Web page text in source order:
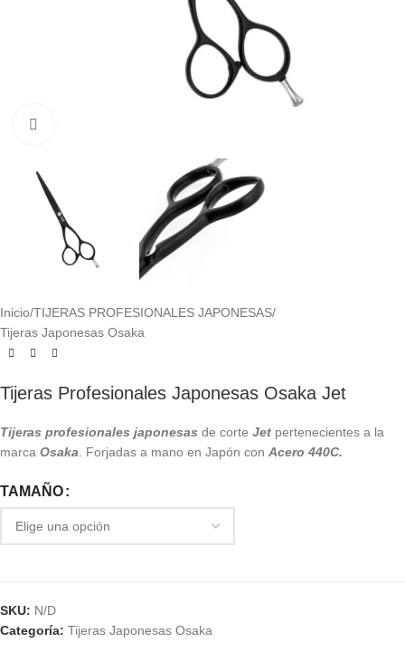
Inicio/TIJERAS PROFESIONALES JAPONESAS/
Tijeras Japonesas Osaka
Tijeras Profesionales Japonesas Osaka Jet
Tijeras profesionales japonesas de corte Jet pertenecientes a la
marca Osaka. Forjadas a mano en Japón con Acero 440C.
TAMAÑO
SKU: N/D
Categoría: Tijeras Japonesas Osaka